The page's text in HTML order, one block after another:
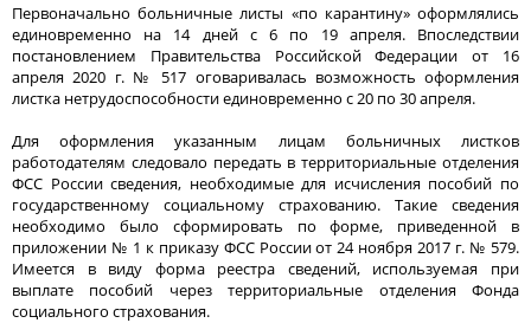
Первоначально больничные листы «по карантину» оформлялись
единовременно на 14 дней с 6 по 19 апреля. Впоследствии
постановлением Правительства Российской Федерации от 16
апреля 2020 г. № 517 оговаривалась возможность оформления
листка нетрудоспособности единовременно с 20 по 30 апреля.
Для оформления указанным лицам больничных листков
работодателям следовало передать в территориальные отделения
ФСС России сведения, необходимые для исчисления пособий по
государственному социальному страхованию. Такие сведения
необходимо было сформировать по форме, приведенной в
приложении № 1 к приказу ФСС России от 24 ноября 2017 г. № 579.
Имеется в виду форма реестра сведений, используемая при
выплате пособий через территориальные отделения Фонда
социального страхования.